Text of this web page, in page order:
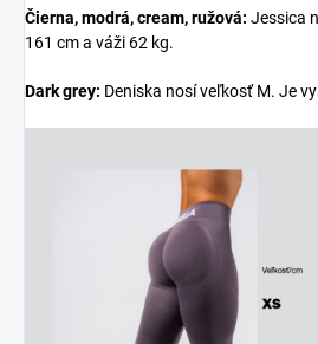
Čierna, modrá, cream, ružová: Jessica
161 cm a váži 62 kg.
Dark grey: Deniska nosí veľkosť M. Je